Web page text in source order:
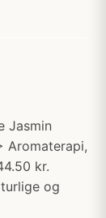
Jasmin
Aromaterapi,
kr.
og